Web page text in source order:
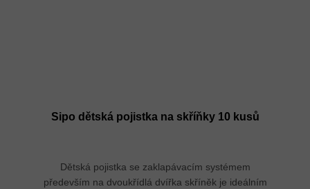
Sipo dětská pojistka na skříňky 10 kusů
Dětská pojistka se zaklapávacím systémem
především na dvoukřídlá dvířka skříněk je ideálním